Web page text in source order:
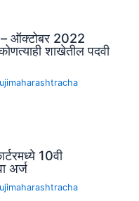
– ऑक्टोबर 2022
शाखेतील पदवी
10वी
अर्ज